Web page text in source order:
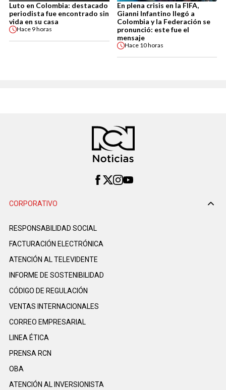
Luto en Colombia: destacado
periodista fue encontrado sin
vida en su casa
Hace 9 horas
En plena crisis en la FIFA,
Gianni Infantino llegó a
Colombia y la Federación se
pronunció: este fue el
mensaje
Hace 10 horas
CORPORATIVO
RESPONSABILIDAD SOCIAL
FACTURACIÓN ELECTRÓNICA
ATENCIÓN AL TELEVIDENTE
INFORME DE SOSTENIBILIDAD
CÓDIGO DE REGULACIÓN
VENTAS INTERNACIONALES
CORREO EMPRESARIAL
LINEA ÉTICA
PRENSA RCN
OBA
ATENCIÓN AL INVERSIONISTA